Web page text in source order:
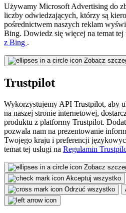
Używamy Microsoft Advertising do
liczby odwiedzających, którzy są
pośrednictwem naszych reklam
Bing. Dowiedz się więcej na temat tej
z Bing .
Zobacz
Trustpilot
Wykorzystujemy API Trustpilot, aby
na naszej stronie internetowej,
produktu z platformy Trustpilot.
pozwala nam na prezentowanie
Twojego kraju i preferencji
temat tej usługi na Regulamin
Zobacz
Akceptuj wszystko
Odrzuć wszystko